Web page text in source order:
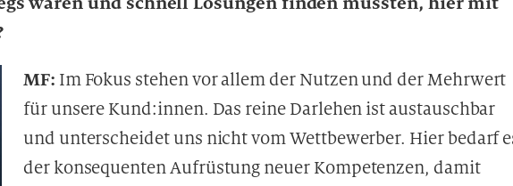
MF: Im Fokus stehen vor allem der Nutzen und der Mehrwert
für unsere Kund:innen. Das reine Darlehen ist austauschbar
und unterscheidet uns nicht vom Wettbewerber. Hier bedarf
der konsequenten Aufrüstung neuer Kompetenzen, damit